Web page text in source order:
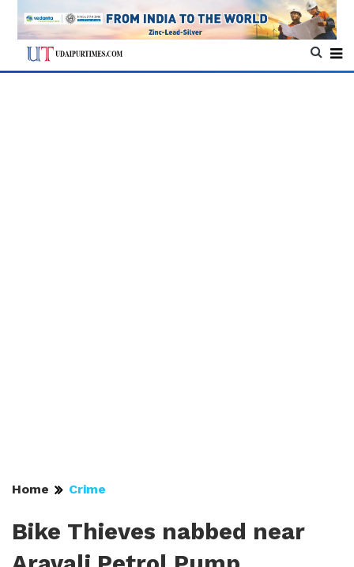
Home Crime
Bike Thieves nabbed near